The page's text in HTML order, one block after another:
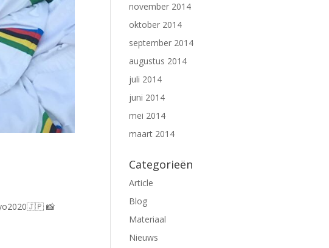
📸
november 2014
oktober 2014
september 2014
augustus 2014
juli 2014
juni 2014
mei 2014
maart 2014
Categorieën
Article
Blog
Materiaal
Nieuws